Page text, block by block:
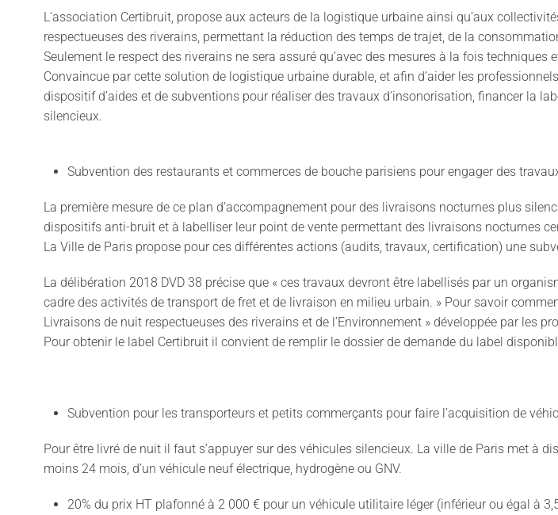
L’association Certibruit, propose aux acteurs de la logistique urbaine ainsi qu’aux
respectueuses des riverains, permettant la réduction des temps de trajet, de la
Seulement le respect des riverains ne sera assuré qu’avec des mesures à la fois
Convaincue par cette solution de logistique urbaine durable, et afin d’aider les
dispositif d’aides et de subventions pour réaliser des travaux d’insonorisation, financer la
silencieux.
Subvention des restaurants et commerces de bouche parisiens pour engager des
La première mesure de ce plan d’accompagnement pour des livraisons nocturnes plus
dispositifs anti-bruit et à labelliser leur point de vente permettant des livraisons nocturnes
La Ville de Paris propose pour ces différentes actions (audits, travaux, certification) une
La délibération 2018 DVD 38 précise que « ces travaux devront être labellisés par un
cadre des activités de transport de fret et de livraison en milieu urbain. » Pour savoir
Livraisons de nuit respectueuses des riverains et de l’Environnement » développée par les
Pour obtenir le label Certibruit il convient de remplir le dossier de demande du label
Subvention pour les transporteurs et petits commerçants pour faire l’acquisition de
Pour être livré de nuit il faut s’appuyer sur des véhicules silencieux. La ville de Paris met à
moins 24 mois, d’un véhicule neuf électrique, hydrogène ou GNV.
20% du prix HT plafonné à 2 000 € pour un véhicule utilitaire léger (inférieur ou égal à